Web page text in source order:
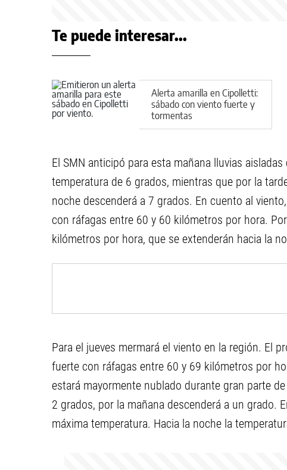
Te puede interesar...
Alerta amarilla en Cipolletti:
sábado con viento fuerte y
tormentas
El SMN anticipó para esta mañana lluvias
temperatura de 6 grados, mientras que por la
noche descenderá a 7 grados. En cuento al
con ráfagas entre 60 y 60 kilómetros por hora.
kilómetros por hora, que se extenderán hacia la
Para el jueves mermará el viento en la región. El
fuerte con ráfagas entre 60 y 69 kilómetros por
estará mayormente nublado durante gran parte
2 grados, por la mañana descenderá a un grado.
máxima temperatura. Hacia la noche la